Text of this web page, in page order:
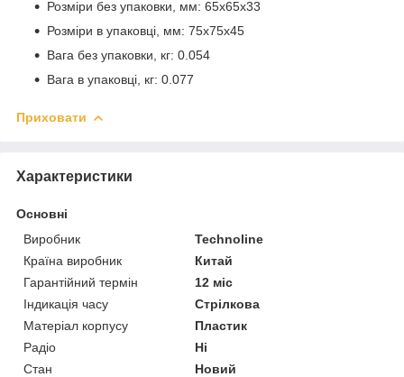
Розміри без упаковки, мм: 65х65х33
Розміри в упаковці, мм: 75х75х45
Вага без упаковки, кг: 0.054
Вага в упаковці, кг: 0.077
Приховати
Характеристики
Основні
Виробник
Technoline
Країна виробник
Китай
Гарантійний термін
12 міс
Індикація часу
Стрілкова
Матеріал корпусу
Пластик
Радіо
Ні
Стан
Новий